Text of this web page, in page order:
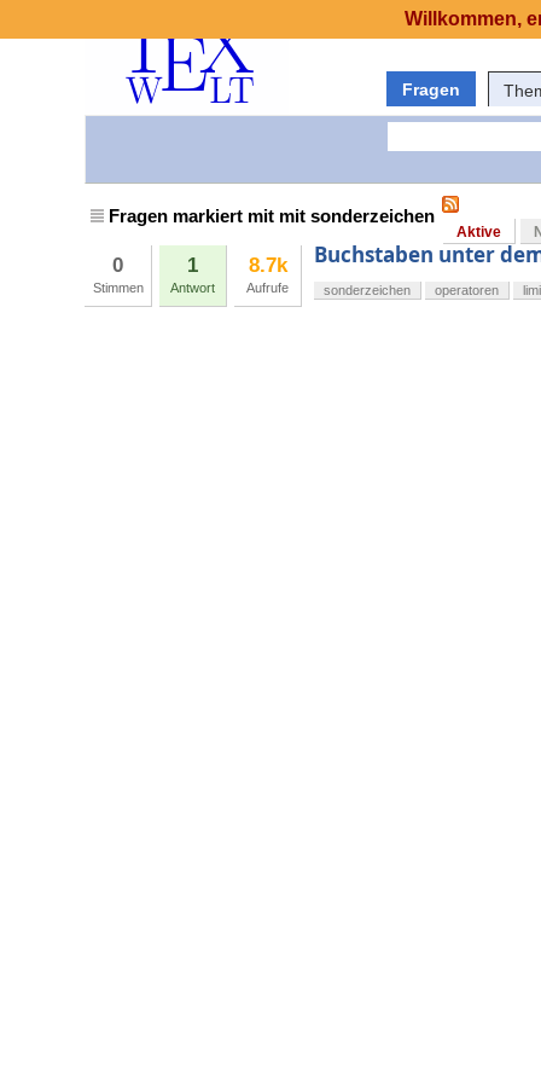
Fragen
Fragen markiert mit mit sonderzeichen
Aktive
0
Stimmen
1
Antwort
8.7k
Aufrufe
Buchstaben unter
sonderzeichen operatoren
Willkommen,